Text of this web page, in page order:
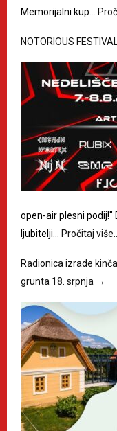
Memorijalni kup…
NOTORIOUS
open-air plesni podij!"
ljubitelji…
Pročitaj više…
Radionica izrade
grunta 18. srpnja →